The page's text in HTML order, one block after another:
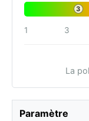
3
1 3
La
Paramètre